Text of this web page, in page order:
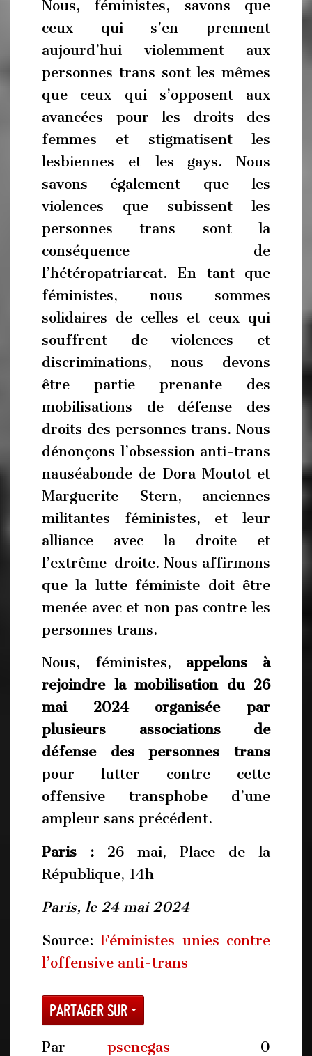
Nous, féministes, savons que
ceux qui s’en prennent
aujourd’hui violemment aux
personnes trans sont les mêmes
que ceux qui s’opposent aux
avancées pour les droits des
femmes et stigmatisent les
lesbiennes et les gays. Nous
savons également que les
violences que subissent les
personnes trans sont la
conséquence de
l’hétéropatriarcat. En tant que
féministes, nous sommes
solidaires de celles et ceux qui
souffrent de violences et
discriminations, nous devons
être partie prenante des
mobilisations de défense des
droits des personnes trans. Nous
dénonçons l’obsession anti-trans
nauséabonde de Dora Moutot et
Marguerite Stern, anciennes
militantes féministes, et leur
alliance avec la droite et
l’extrême-droite. Nous affirmons
que la lutte féministe doit être
menée avec et non pas contre les
personnes trans.
Nous, féministes, appelons à
rejoindre la mobilisation du 26
mai 2024 organisée par
plusieurs associations de
défense des personnes trans
pour lutter contre cette
offensive transphobe d’une
ampleur sans précédent.
Paris : 26 mai, Place de la
République, 14h
Paris, le 24 mai 2024
Source:Féministes unies contre
l’offensive anti-trans
Partager sur
Par psenegas - 0